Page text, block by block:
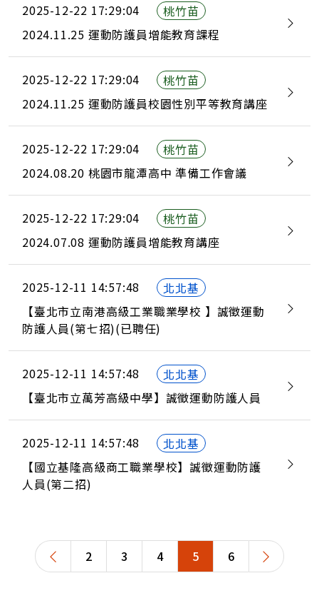
2025-12-22 17:29:04
桃竹苗
2024.11.25 運動防護員增能教育課程
2025-12-22 17:29:04
桃竹苗
2024.11.25 運動防護員校園性別平等教育講座
2025-12-22 17:29:04
桃竹苗
2024.08.20 桃園市龍潭高中 準備工作會議
2025-12-22 17:29:04
桃竹苗
2024.07.08 運動防護員增能教育講座
2025-12-11 14:57:48
北北基
【臺北市立南港高級工業職業學校 】誠徵運動
防護人員(第七招)(已聘任)
2025-12-11 14:57:48
北北基
【臺北市立萬芳高級中學】誠徵運動防護人員
2025-12-11 14:57:48
北北基
【國立基隆高級商工職業學校】誠徵運動防護
人員(第二招)
2 3 4 5 6